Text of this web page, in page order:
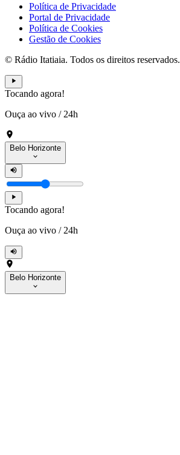
Política de Privacidade
Portal de Privacidade
Política de Cookies
Gestão de Cookies
© Rádio Itatiaia. Todos os direitos reservados.
Tocando agora!
Ouça ao vivo / 24h
Belo Horizonte
Tocando agora!
Ouça ao vivo / 24h
Belo Horizonte